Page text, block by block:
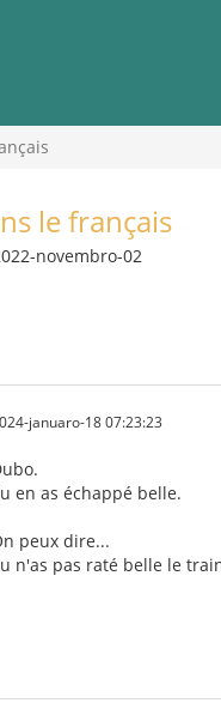
le français
novembro-02
januaro-18 07:23:23
en as échappé belle.
peux dire...
n'as pas raté belle le